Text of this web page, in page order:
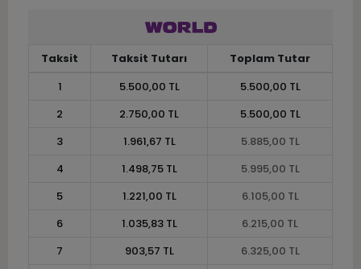
Taksit Taksit Tutarı
Toplam Tutar
1
5.500,00 TL
5.500,00 TL
2
2.750,00 TL
5.500,00 TL
3
1.961,67 TL
5.885,00 TL
4
1.498,75 TL
5.995,00 TL
5
1.221,00 TL
6.105,00 TL
6
1.035,83 TL
6.215,00 TL
7
903,57 TL
6.325,00 TL